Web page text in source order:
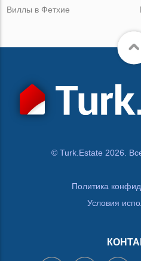
Виллы в Фетхие
© Turk.Estate 2026.
Политика
Условия